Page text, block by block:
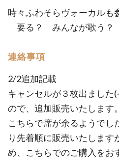
時々ふわそらヴォーカルも
要る？ みんなが歌う？
連絡事項
2/2追加記載
キャンセルが３枚出ました
ので、追加販売いたします。
こちらで席が余るようでし
り先着順に販売いたします
め、こちらでのご購入をお